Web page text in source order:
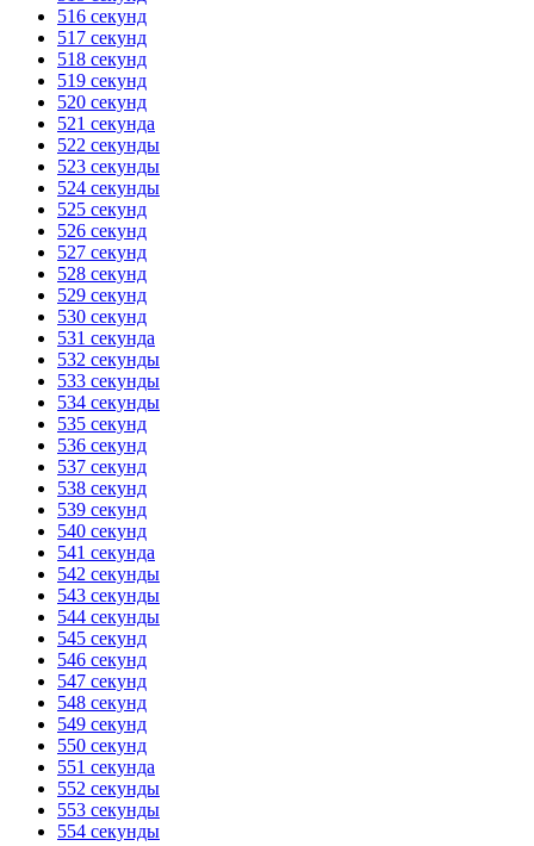
516 секунд
517 секунд
518 секунд
519 секунд
520 секунд
521 секунда
522 секунды
523 секунды
524 секунды
525 секунд
526 секунд
527 секунд
528 секунд
529 секунд
530 секунд
531 секунда
532 секунды
533 секунды
534 секунды
535 секунд
536 секунд
537 секунд
538 секунд
539 секунд
540 секунд
541 секунда
542 секунды
543 секунды
544 секунды
545 секунд
546 секунд
547 секунд
548 секунд
549 секунд
550 секунд
551 секунда
552 секунды
553 секунды
554 секунды